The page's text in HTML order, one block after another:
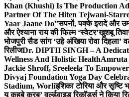
Khan (Khushi) Is The Production
Partner Of The Hiten Tejwani-
Yaar Jaane Do”सपनों, पक्के इरादे और
और ऐश्याना राय की फिल्म ‘स्वेटर’खुशबू
भोजपुरी सैड सांग ‘उहे अंखिया रोवा दिहला’
रिलीजDr. DIPTII SINGH – A
Wellness And Holistic HealthAmruta
Jackie Shroff, Sreeleela To
Divyaj Foundation Yoga Day
Stadium, Worliइशिका टोरिया और सृष्टि
यू कहबे करब’ वर्ल्डवाइड रिकॉर्ड्स ने किया